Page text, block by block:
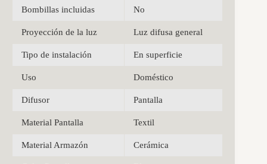
Bombillas incluidas No
Proyección de la luz Luz difusa general
Tipo de instalación En superficie
Uso Doméstico
Difusor Pantalla
Material Pantalla Textil
Material Armazón Cerámica